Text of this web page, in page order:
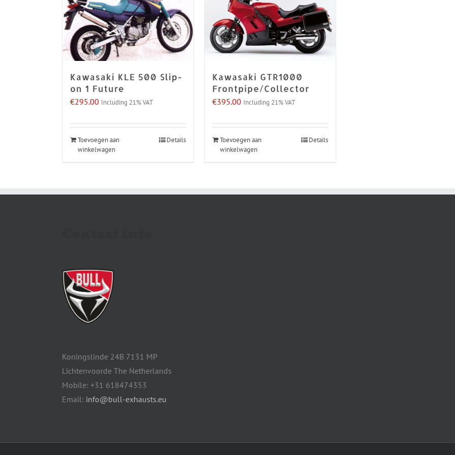
Kawasaki KLE 500 Slip-
on 1 Future
€295.00 Including 21% VAT
Toevoegen aan
winkelwagen
Details
Kawasaki GTR1000
Frontpipe/Collector
€395.00 Including 21% VAT
Toevoegen aan
winkelwagen
Details
Koningslinde 24B 7131 MP
Lichtenvoorde The Netherlands
Mobile: +31 618474353
Email: info@bull-exhausts.eu